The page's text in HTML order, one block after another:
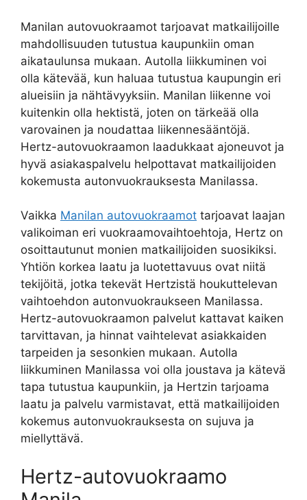
Manilan autovuokraamot tarjoavat matkailijoille
mahdollisuuden tutustua kaupunkiin oman
aikataulunsa mukaan. Autolla liikkuminen voi
olla kätevää, kun haluaa tutustua kaupungin eri
alueisiin ja nähtävyyksiin. Manilan liikenne voi
kuitenkin olla hektistä, joten on tärkeää olla
varovainen ja noudattaa liikennesääntöjä.
Hertz-autovuokraamon laadukkaat ajoneuvot ja
hyvä asiakaspalvelu helpottavat matkailijoiden
kokemusta autonvuokrauksesta Manilassa.
Vaikka Manilan autovuokraamot tarjoavat laajan
valikoiman eri vuokraamovaihtoehtoja, Hertz on
osoittautunut monien matkailijoiden suosikiksi.
Yhtiön korkea laatu ja luotettavuus ovat niitä
tekijöitä, jotka tekevät Hertzistä houkuttelevan
vaihtoehdon autonvuokraukseen Manilassa.
Hertz-autovuokraamon palvelut kattavat kaiken
tarvittavan, ja hinnat vaihtelevat asiakkaiden
tarpeiden ja sesonkien mukaan. Autolla
liikkuminen Manilassa voi olla joustava ja kätevä
tapa tutustua kaupunkiin, ja Hertzin tarjoama
laatu ja palvelu varmistavat, että matkailijoiden
kokemus autonvuokrauksesta on sujuva ja
miellyttävä.
Hertz-autovuokraamo